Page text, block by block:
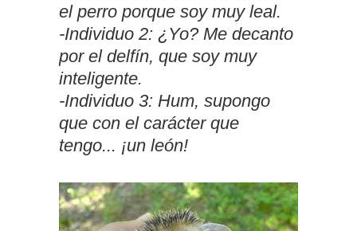
el perro porque soy muy leal.
-Individuo 2: ¿Yo? Me decanto
por el delfín, que soy muy
inteligente.
-Individuo 3: Hum, supongo
que con el carácter que
tengo... ¡un león!